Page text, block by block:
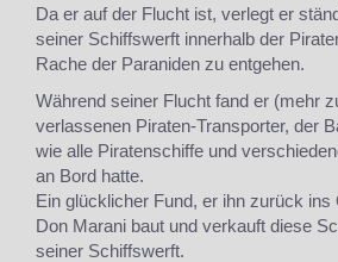
Da er auf der Flucht ist, verlegt er
seiner Schiffswerft innerhalb der
Rache der Paraniden zu entgehen.
Während seiner Flucht fand er (mehr
verlassenen Piraten-Transporter, der
wie alle Piratenschiffe und
an Bord hatte.
Ein glücklicher Fund, er ihn zurück ins
Don Marani baut und verkauft diese
seiner Schiffswerft.